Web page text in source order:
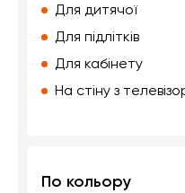
Для дитячої
Для підлітків
Для кабінету
На стіну з
По кольору